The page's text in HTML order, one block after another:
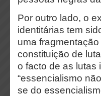
Por outro lado, o
identitárias tem
uma
constituição de
o facto de as lutas
“essencialismo
se do